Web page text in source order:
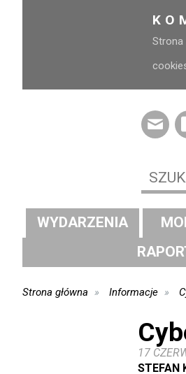
Strona
WYDARZENIA
Strona główna Informacje
17
STEFAN